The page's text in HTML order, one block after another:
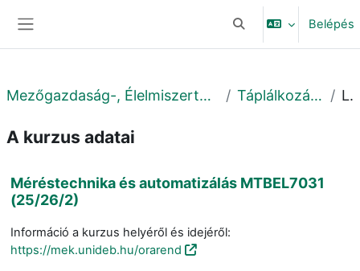
Keresési bemeneti
Belépés
Mezőgazdaság-, Élelmiszertudományi és Környezetgazdálkodási Kar Táplálkozástudományi Intézet
A kurzus adatai
Méréstechnika és automatizálás MTBEL7031
(25/26/2)
Információ a kurzus helyéről és idejéről:
https://mek.unideb.hu/orarend